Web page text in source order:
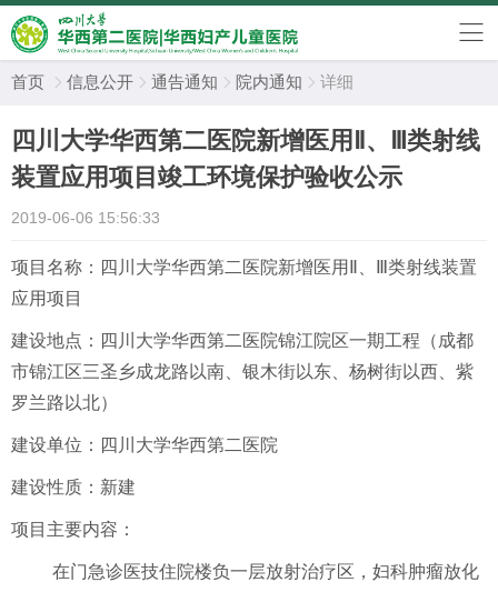
首页  信息公开  通告通知  院内通知  详细
四川大学华西第二医院新增医用Ⅱ、Ⅲ类射线
装置应用项目竣工环境保护验收公示
2019-06-06 15:56:33
项目名称：四川大学华西第二医院新增医用
类射线装置
应用项目
建设地点：四川大学华西第二医院锦江院区一期工程（成都
市锦江区三圣乡成龙路以南、银木街以东、杨树街以西、紫
罗兰路以北）
建设单位：四川大学华西第二医院
建设性质：新建
项目主要内容：
在门急诊医技住院楼负一层放射治疗区，妇科肿瘤放化